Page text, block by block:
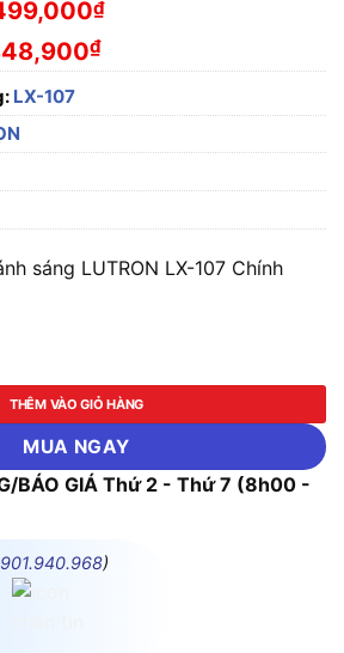
₫
₫
LX-107
sáng LUTRON LX-107 Chính
LUTRON LX-107 số lượng
THÊM VÀO GIỎ HÀNG
MUA NGAY
BÁO GIÁ Thứ 2 - Thứ 7 (8h00 -
)